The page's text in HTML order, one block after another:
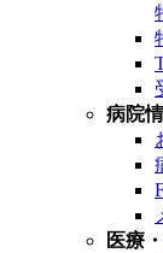
病院
医療